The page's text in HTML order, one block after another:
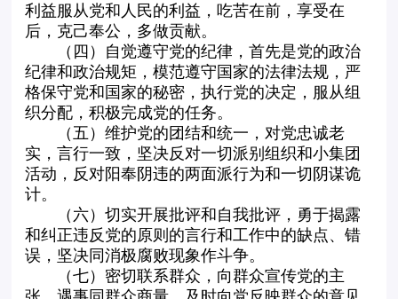
利益服从党和人民的利益，吃苦在前，享受在
后，克己奉公，多做贡献。
（四）自觉遵守党的纪律，首先是党的政治
纪律和政治规矩，模范遵守国家的法律法规，严
格保守党和国家的秘密，执行党的决定，服从组
织分配，积极完成党的任务。
（五）维护党的团结和统一，对党忠诚老
实，言行一致，坚决反对一切派别组织和小集团
活动，反对阳奉阴违的两面派行为和一切阴谋诡
计。
（六）切实开展批评和自我批评，勇于揭露
和纠正违反党的原则的言行和工作中的缺点、错
误，坚决同消极腐败现象作斗争。
（七）密切联系群众，向群众宣传党的主